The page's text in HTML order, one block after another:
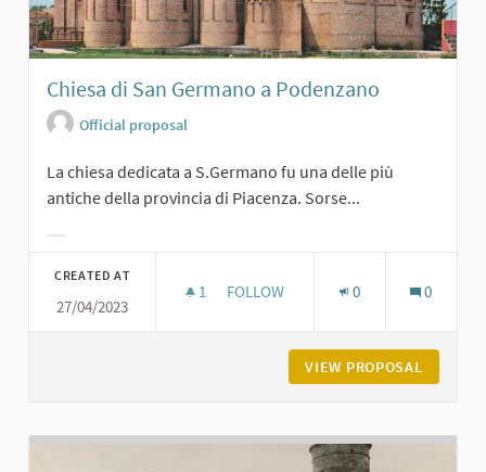
Chiesa di San Germano a Podenzano
Official proposal
La chiesa dedicata a S.Germano fu una delle più
antiche della provincia di Piacenza. Sorse...
CREATED AT
27/04/2023
1 1 FOLLOWER
FOLLOW 0 0
VIEW PROPOSAL